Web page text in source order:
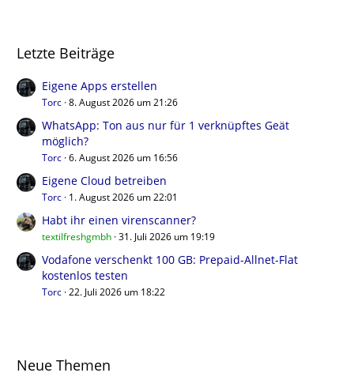
Letzte Beiträge
Eigene Apps erstellen
Torc 8. August 2026 um 21:26
WhatsApp: Ton aus nur für 1 verknüpftes Geät
möglich?
Torc 6. August 2026 um 16:56
Eigene Cloud betreiben
Torc 1. August 2026 um 22:01
Habt ihr einen virenscanner?
textilfreshgmbh 31. Juli 2026 um 19:19
Vodafone verschenkt 100 GB: Prepaid-Allnet-Flat
kostenlos testen
Torc 22. Juli 2026 um 18:22
Neue Themen